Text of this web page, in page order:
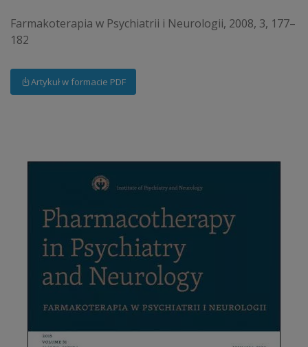
Farmakoterapia w Psychiatrii i Neurologii, 2008, 3, 177–
182
Artykuł w formacie PDF